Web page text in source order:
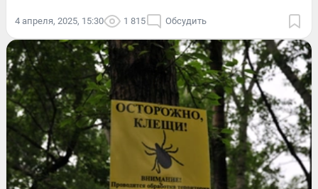
4 апреля, 2025, 15:30 1 815 Обсудить